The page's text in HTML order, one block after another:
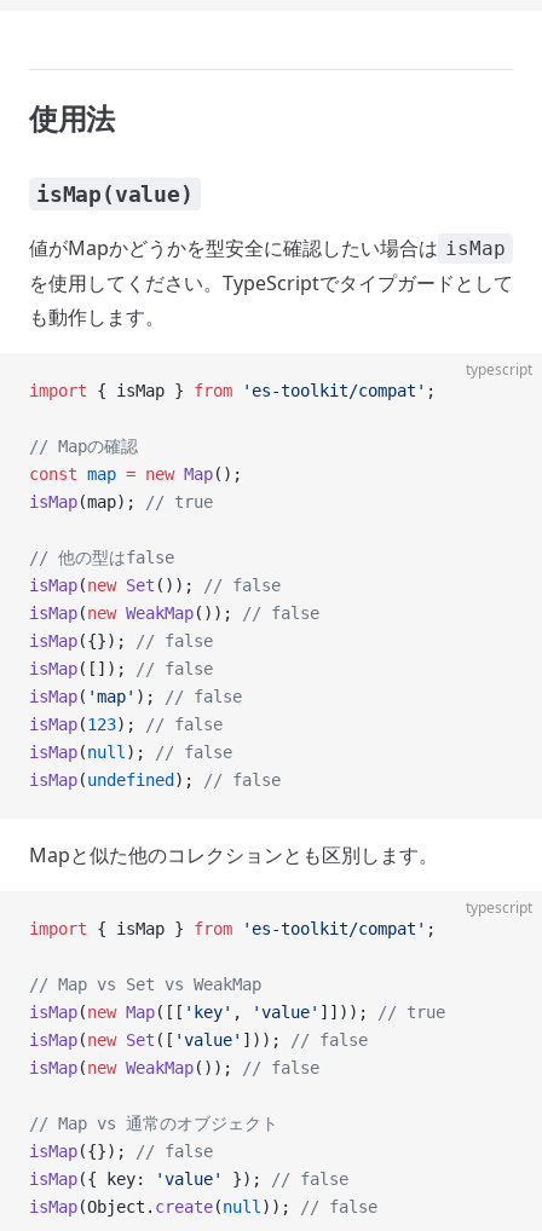
使用法
isMap(value)
値がMapかどうかを型安全に確認したい場合は isMap
を使用してください。TypeScriptでタイプガードとして
も動作します。
typescript
import { isMap } from 'es-toolkit/compat' ;
// Mapの確認
const map = new Map();
isMap(map); // true
// 他の型はfalse
isMap(new Set ());
// false
isMap(new WeakMap());
// false
isMap({});
// false
isMap([]);
// false
isMap( 'map' );
// false
isMap(123);
// false
isMap(null );
// false
isMap(undefined ); // false
Mapと似た他のコレクションとも区別します。
typescript
import { isMap } from 'es-toolkit/compat' ;
// Map vs Set vs WeakMap
isMap(new Map([[ 'key' , 'value' ]]));
// true
isMap(new Set ([ 'value' ]));
// false
isMap(new WeakMap()); // false
// Map vs 通常のオブジェクト
isMap({});
// false
isMap({ key: 'value' });
// false
isMap(Object. create(null )); // false